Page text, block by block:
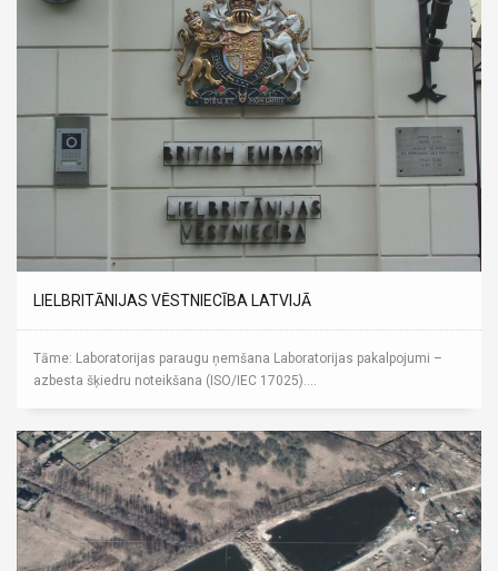
LIELBRITĀNIJAS VĒSTNIECĪBA LATVIJĀ
Tāme: Laboratorijas paraugu ņemšana Laboratorijas pakalpojumi –
azbesta šķiedru noteikšana (ISO/IEC 17025)....